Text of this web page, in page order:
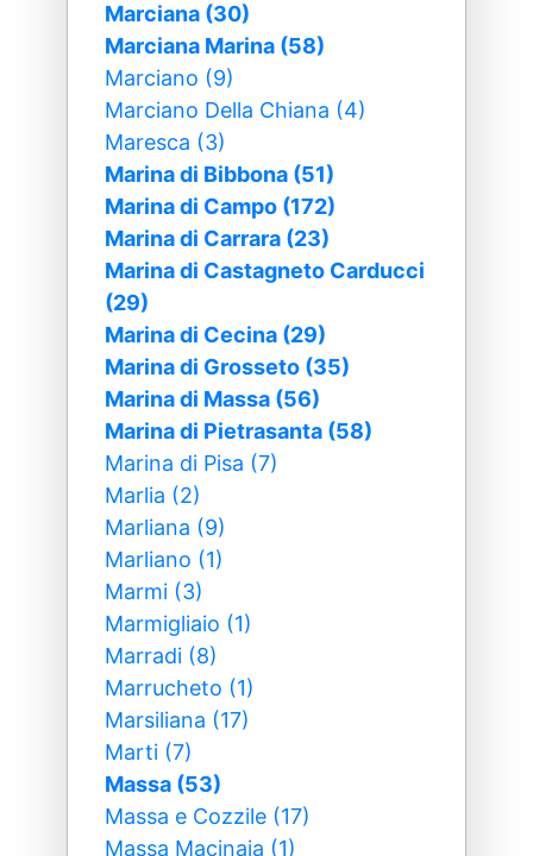
Marciana (30)
Marciana Marina (58)
Marciano (9)
Marciano Della Chiana (4)
Maresca (3)
Marina di Bibbona (51)
Marina di Campo (172)
Marina di Carrara (23)
Marina di Castagneto Carducci
(29)
Marina di Cecina (29)
Marina di Grosseto (35)
Marina di Massa (56)
Marina di Pietrasanta (58)
Marina di Pisa (7)
Marlia (2)
Marliana (9)
Marliano (1)
Marmi (3)
Marmigliaio (1)
Marradi (8)
Marrucheto (1)
Marsiliana (17)
Marti (7)
Massa (53)
Massa e Cozzile (17)
Massa Macinaia (1)